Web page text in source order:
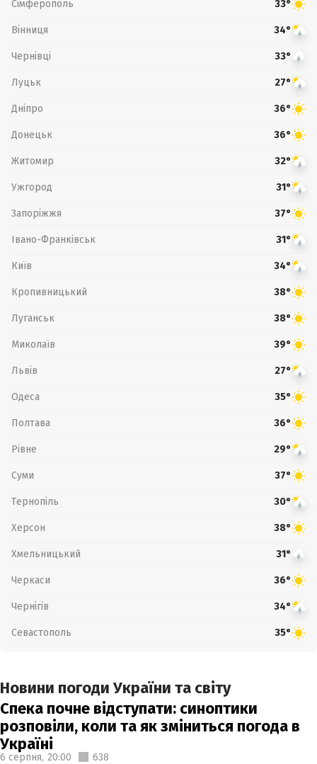
Сімферополь 33°
Вінниця 34°
Чернівці 33°
Луцьк 27°
Дніпро 36°
Донецьк 36°
Житомир 32°
Ужгород 31°
Запоріжжя 37°
Івано-Франківськ 31°
Київ 34°
Кропивницький 38°
Луганськ 38°
Миколаїв 39°
Львів 27°
Одеса 35°
Полтава 36°
Рівне 29°
Суми 37°
Тернопіль 30°
Херсон 38°
Хмельницький 31°
Черкаси 36°
Чернігів 34°
Севастополь 35°
Новини погоди України та світу
Спека почне відступати: синоптики
розповіли, коли та як зміниться погода в
Україні
6 серпня, 20:00 638